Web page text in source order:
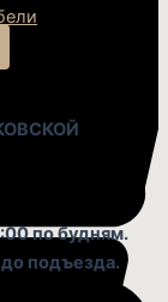
по будням.
подъезда.